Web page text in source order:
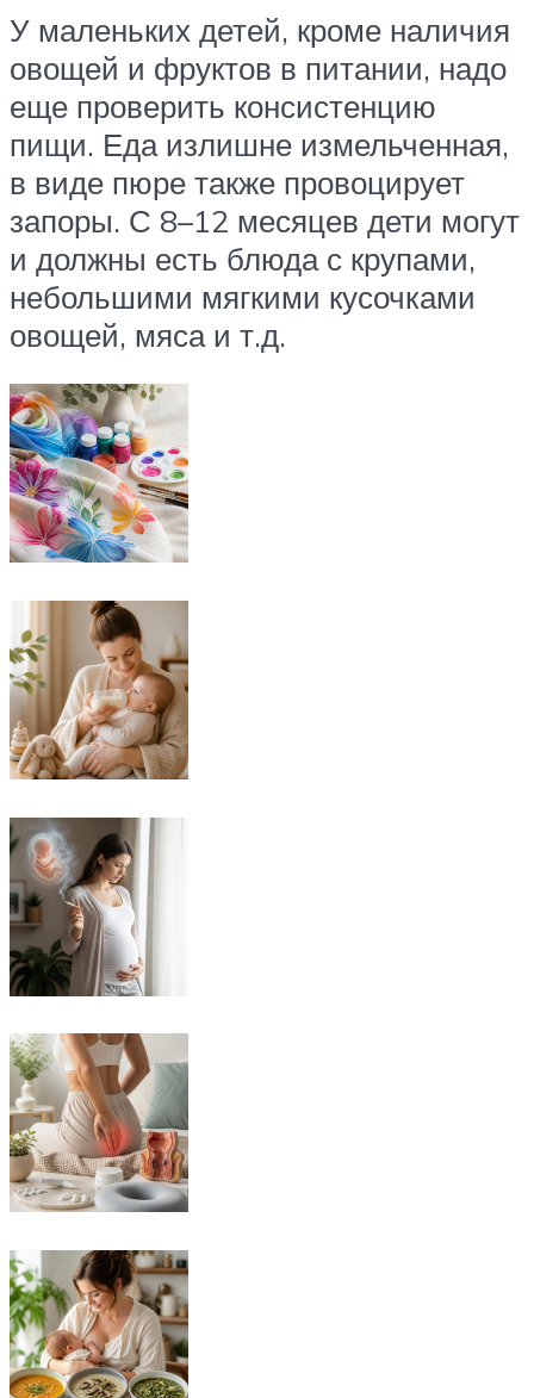
У маленьких детей, кроме наличия
овощей и фруктов в питании, надо
еще проверить консистенцию
пищи. Еда излишне измельченная,
в виде пюре также провоцирует
запоры. С 8–12 месяцев дети могут
и должны есть блюда с крупами,
небольшими мягкими кусочками
овощей, мяса и т.д.